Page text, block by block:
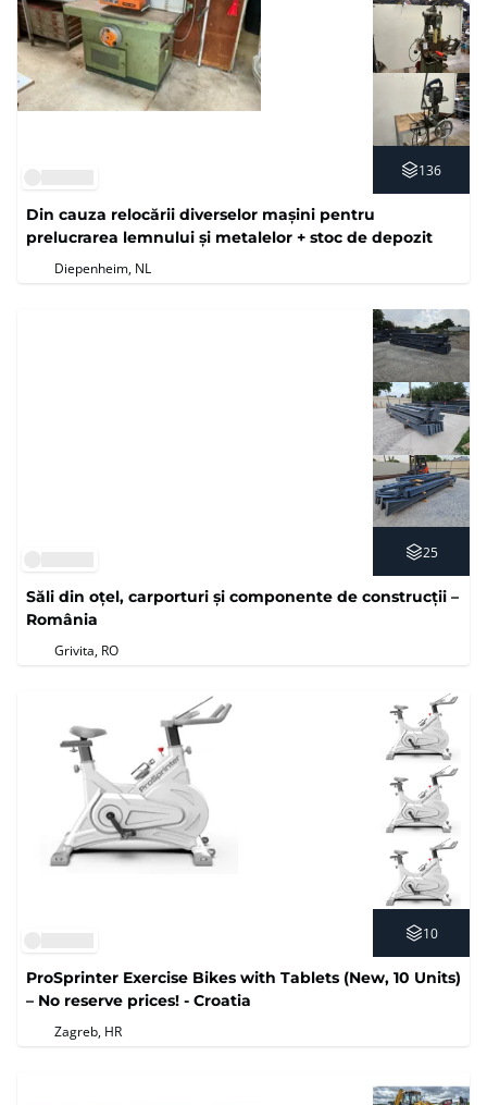
136
Din cauza relocării diverselor mașini pentru
prelucrarea lemnului și metalelor + stoc de depozit
Diepenheim, NL
25
Săli din oțel, carporturi și componente de construcții –
România
Grivita, RO
10
ProSprinter Exercise Bikes with Tablets (New, 10 Units)
– No reserve prices! - Croatia
Zagreb, HR